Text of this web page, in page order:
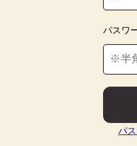
パスワ
パ